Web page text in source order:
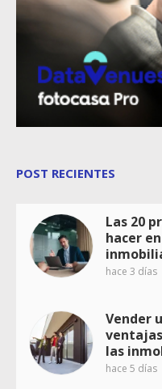
POST RECIENTES
Las 20
hacer
hace 3 días
Vender
las
hace 5 días